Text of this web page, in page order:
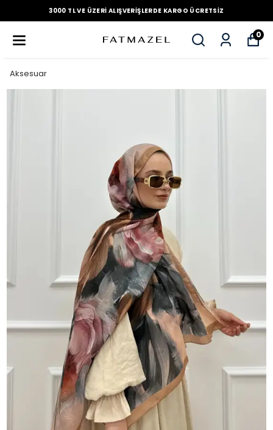
3000 TL VE ÜZERI ALIŞVERIŞLERDE KARGO ÜCRETSIZ
0
Aksesuar